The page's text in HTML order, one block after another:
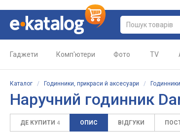
Гаджети Комп'ютери Фото TV
Каталог / Годинники, прикраси й аксесуари / Годинники
Наручний годинник
ДЕ КУПИТИ 4 ОПИС ВІДГУКИ